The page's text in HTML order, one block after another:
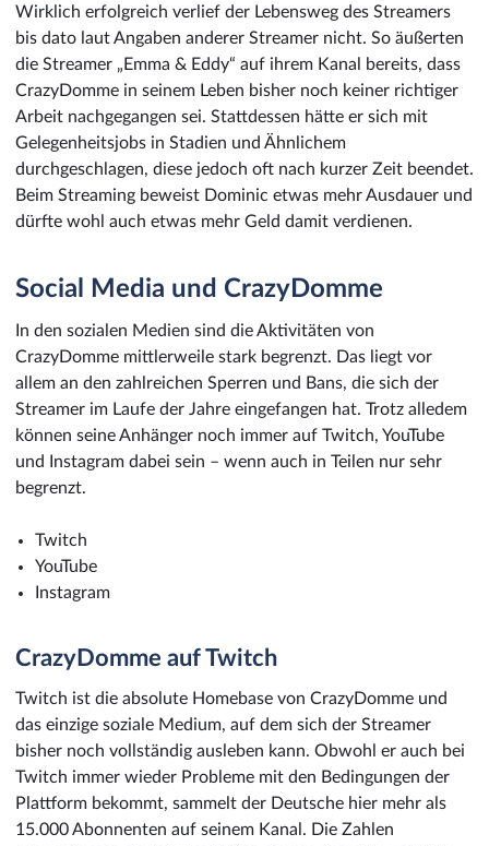
Wirklich erfolgreich verlief der Lebensweg des Streamers
bis dato laut Angaben anderer Streamer nicht. So äußerten
die Streamer „Emma & Eddy“ auf ihrem Kanal bereits, dass
CrazyDomme in seinem Leben bisher noch keiner richtiger
Arbeit nachgegangen sei. Stattdessen hätte er sich mit
Gelegenheitsjobs in Stadien und Ähnlichem
durchgeschlagen, diese jedoch oft nach kurzer Zeit beendet.
Beim Streaming beweist Dominic etwas mehr Ausdauer und
dürfte wohl auch etwas mehr Geld damit verdienen.
Social Media und CrazyDomme
In den sozialen Medien sind die Aktivitäten von
CrazyDomme mittlerweile stark begrenzt. Das liegt vor
allem an den zahlreichen Sperren und Bans, die sich der
Streamer im Laufe der Jahre eingefangen hat. Trotz alledem
können seine Anhänger noch immer auf Twitch, YouTube
und Instagram dabei sein – wenn auch in Teilen nur sehr
begrenzt.
Twitch
YouTube
Instagram
CrazyDomme auf Twitch
Twitch ist die absolute Homebase von CrazyDomme und
das einzige soziale Medium, auf dem sich der Streamer
bisher noch vollständig ausleben kann. Obwohl er auch bei
Twitch immer wieder Probleme mit den Bedingungen der
Plattform bekommt, sammelt der Deutsche hier mehr als
15.000 Abonnenten auf seinem Kanal. Die Zahlen